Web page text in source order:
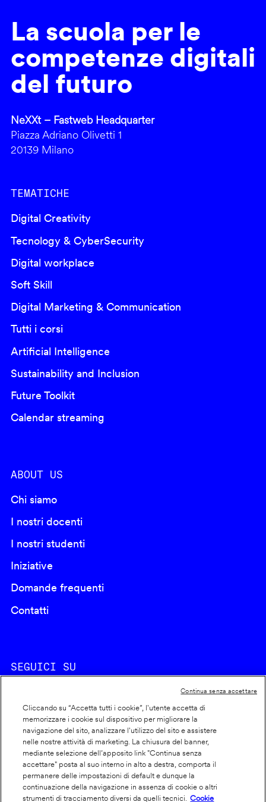
La scuola per le
competenze digitali
del futuro
NeXXt – Fastweb Headquarter
Piazza Adriano Olivetti 1
20139 Milano
TEMATICHE
Digital Creativity
Tecnology & CyberSecurity
Digital workplace
Soft Skill
Digital Marketing & Communication
Tutti i corsi
Artificial Intelligence
Sustainability and Inclusion
Future Toolkit
Calendar streaming
ABOUT US
Chi siamo
I nostri docenti
I nostri studenti
Iniziative
Domande frequenti
Contatti
SEGUICI SU
Footer
info
Cookie policy
Dichiarazione di accessibilità
Privacy
Cliccando su “Accetta tutti i cookie”, l'utente accetta di
memorizzare i cookie sul dispositivo per migliorare la
navigazione del sito, analizzare l'utilizzo del sito e assistere
nelle nostre attività di marketing. La chiusura del banner,
mediante selezione dell’apposito link "Continua senza
accettare" posta al suo interno in alto a destra, comporta il
permanere delle impostazioni di default e dunque la
continuazione della navigazione in assenza di cookie o altri
strumenti di tracciamento diversi da quelli tecnici.
Cookie
Continua senza accettare